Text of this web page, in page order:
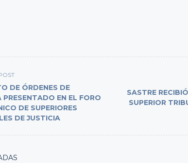
DE ÓRDENES DE
PRESENTADO EN EL FORO
DE SUPERIORES
DE JUSTICIA
SASTRE
SUPERIOR